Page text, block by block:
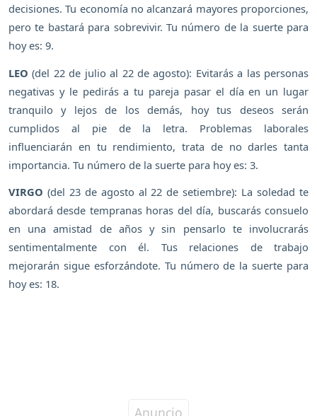
decisiones. Tu economía no alcanzará mayores proporciones,
pero te bastará para sobrevivir. Tu número de la suerte para
hoy es: 9.
LEO (del 22 de julio al 22 de agosto): Evitarás a las personas
negativas y le pedirás a tu pareja pasar el día en un lugar
tranquilo y lejos de los demás, hoy tus deseos serán
cumplidos al pie de la letra. Problemas laborales
influenciarán en tu rendimiento, trata de no darles tanta
importancia. Tu número de la suerte para hoy es: 3.
VIRGO (del 23 de agosto al 22 de setiembre): La soledad te
abordará desde tempranas horas del día, buscarás consuelo
en una amistad de años y sin pensarlo te involucrarás
sentimentalmente con él. Tus relaciones de trabajo
mejorarán sigue esforzándote. Tu número de la suerte para
hoy es: 18.